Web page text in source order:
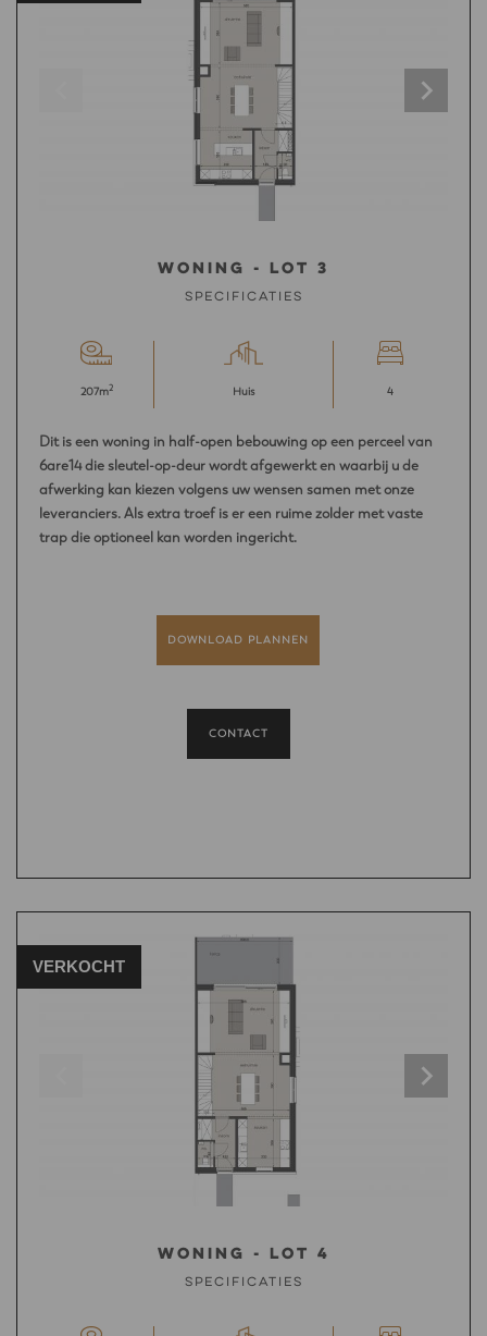
Woning - Lot 3
Specificaties
207m2 Huis 4
Dit is een woning in half-open bebouwing op een perceel van
6are14 die sleutel-op-deur wordt afgewerkt en waarbij u de
afwerking kan kiezen volgens uw wensen samen met onze
leveranciers. Als extra troef is er een ruime zolder met vaste
trap die optioneel kan worden ingericht.
DOWNLOAD PLANNEN
CONTACT
VERKOCHT
Woning - Lot 4
Specificaties